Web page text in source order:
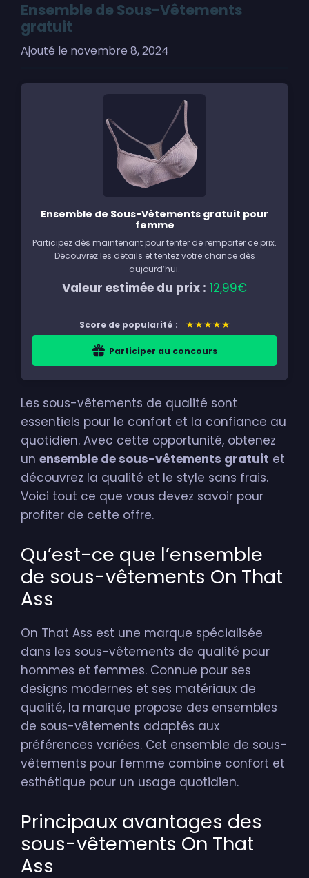
Ensemble de Sous-Vêtements
gratuit
Ajouté le novembre 8, 2024
Ensemble de Sous-Vêtements gratuit pour
femme
Participez dès maintenant pour tenter de remporter ce prix.
Découvrez les détails et tentez votre chance dès
aujourd’hui.
Valeur estimée du prix : 12,99€
Score de popularité : ★★★★★
Participer au concours
Les sous-vêtements de qualité sont
essentiels pour le confort et la confiance au
quotidien. Avec cette opportunité, obtenez
un ensemble de sous-vêtements gratuit et
découvrez la qualité et le style sans frais.
Voici tout ce que vous devez savoir pour
profiter de cette offre.
Qu’est-ce que l’ensemble
de sous-vêtements On That
Ass
On That Ass est une marque spécialisée
dans les sous-vêtements de qualité pour
hommes et femmes. Connue pour ses
designs modernes et ses matériaux de
qualité, la marque propose des ensembles
de sous-vêtements adaptés aux
préférences variées. Cet ensemble de sous-
vêtements pour femme combine confort et
esthétique pour un usage quotidien.
Principaux avantages des
sous-vêtements On That
Ass